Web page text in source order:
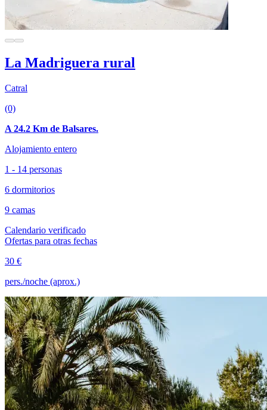
La Madriguera rural
Catral
(0)
A 24.2 Km de Balsares.
Alojamiento entero
1 - 14 personas
6 dormitorios
9 camas
Calendario verificado
Ofertas para otras fechas
30 €
pers./noche (aprox.)